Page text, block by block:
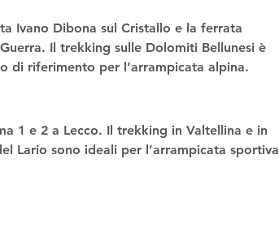
Ivano Dibona sul Cristallo e la ferrata
Il trekking sulle Dolomiti Bellunesi è
di riferimento per l’arrampicata alpina.
1 e 2 a Lecco. Il trekking in Valtellina e in
Lario sono ideali per l’arrampicata sportiva